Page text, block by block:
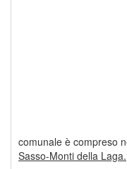
comunale è compreso
Sasso-Monti della Laga.